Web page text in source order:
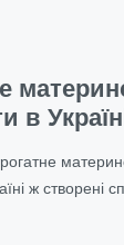
в
ж створені